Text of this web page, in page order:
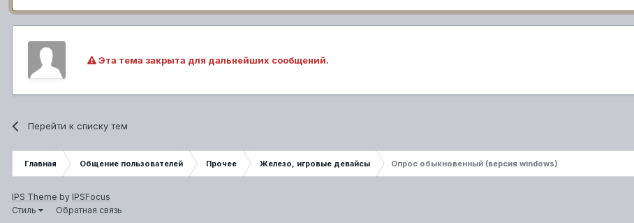
Эта тема закрыта для дальнейших сообщений.
Перейти к списку тем
Главная Общение пользователей Прочее Железо, игровые девайсы Опрос обыкновенный (версия windows)
IPS Theme by IPSFocus
Стиль
Обратная связь